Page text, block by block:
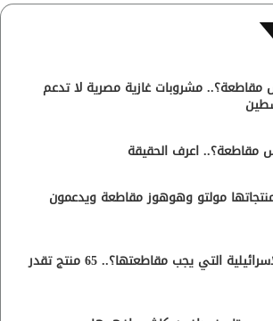
مشروبات غازية مصرية لا تدعم
اعرف الحقيقة
مولتو وهوهوز مقاطعة ويدعمون
ما هي المنتجات الإسرائيلية التي يجب مقاطعتها؟.. 65 منتج تقدر